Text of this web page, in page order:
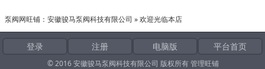
泵阀网旺铺： 安徽骏马泵阀科技有限公司 » 欢迎光临本店
登录 注册 电脑版 平台首页
© 2016 安徽骏马泵阀科技有限公司 版权所有管理旺铺